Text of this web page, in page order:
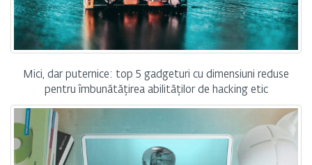
Mici, dar puternice: top 5 gadgeturi cu dimensiuni reduse
pentru îmbunătățirea abilităților de hacking etic